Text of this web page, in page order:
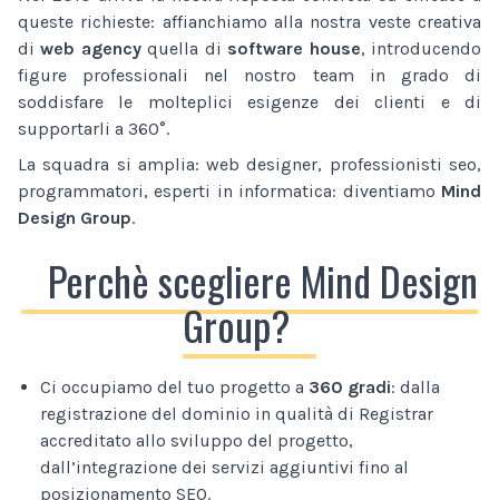
queste richieste: affianchiamo alla nostra veste creativa
diweb agencyquella di software house, introducendo
figure professionali nel nostro team in grado di
soddisfare le molteplici esigenze dei clienti e di
supportarli a 360°.
La squadra si amplia: web designer, professionisti seo,
programmatori, esperti in informatica: diventiamo Mind
Design Group.
Perchè scegliere Mind Design
Group?
Ci occupiamo del tuo progetto a 360 gradi: dalla
registrazione del dominio in qualità di Registrar
accreditato allo sviluppo del progetto,
dall’integrazione dei servizi aggiuntivi fino al
posizionamento SEO.